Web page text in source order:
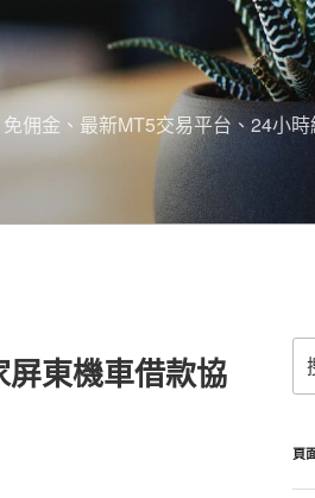
佣金、最新MT5交易平台、24小
東機車借款協
尋
關
字:
頁